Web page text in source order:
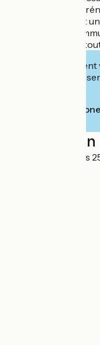
entre nature et
lieux tout en ayant
transports en
se ressourcer en
Cet
leur site pour
Localisation
3 rue des Merisiers